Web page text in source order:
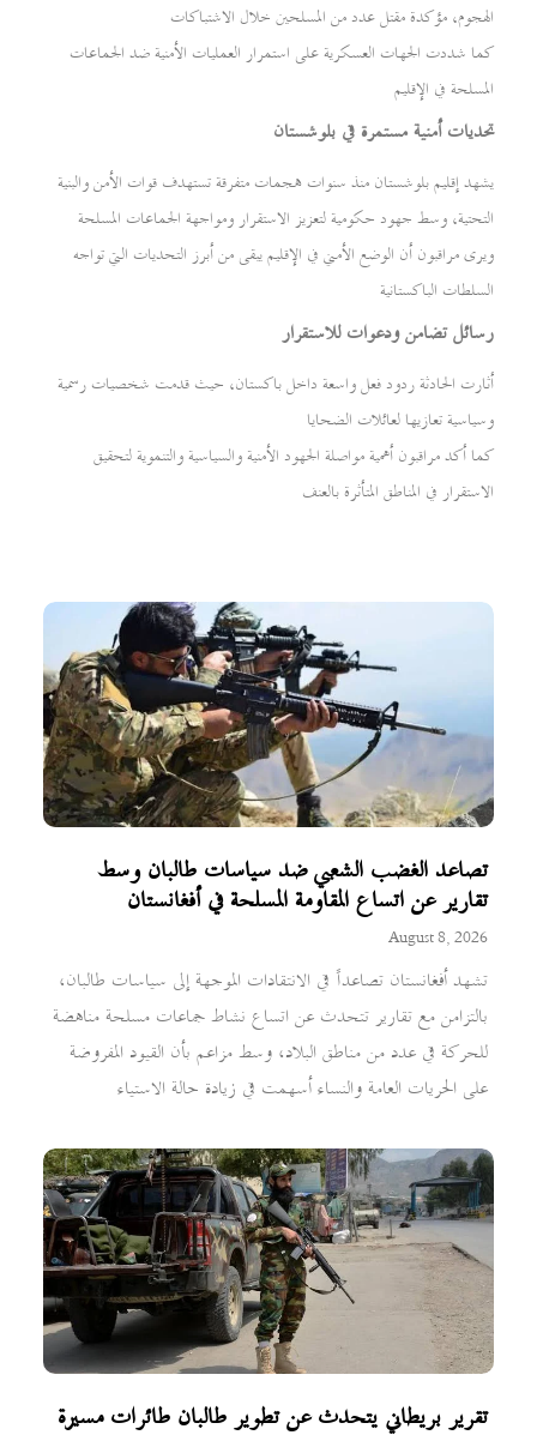
تصاعد الغضب الشعبي ضد سياسات طالبان وسط
تقارير عن اتساع المقاومة المسلحة في أفغانستان
August 8, 2026
تشهد أفغانستان تصاعداً في الانتقادات الموجهة إلى سياسات طالبان،
بالتزامن مع تقارير تتحدث عن اتساع نشاط جماعات مسلحة مناهضة
للحركة في عدد من مناطق البلاد، وسط مزاعم بأن القيود المفروضة
على الحريات العامة والنساء أسهمت في زيادة حالة الاستياء
تقرير بريطاني يتحدث عن تطوير طالبان طائرات مسيرة
الهجوم، مؤكدة مقتل عدد من المسلحين خلال الاشتباكات
كما شددت الجهات العسكرية على استمرار العمليات الأمنية ضد الجماعات
المسلحة في الإقليم
تحديات أمنية مستمرة في بلوشستان
يشهد إقليم بلوشستان منذ سنوات هجمات متفرقة تستهدف قوات الأمن والبنية
التحتية، وسط جهود حكومية لتعزيز الاستقرار ومواجهة الجماعات المسلحة
ويرى مراقبون أن الوضع الأمني في الإقليم يبقى من أبرز التحديات التي تواجه
السلطات الباكستانية
رسائل تضامن ودعوات للاستقرار
أثارت الحادثة ردود فعل واسعة داخل باكستان، حيث قدمت شخصيات رسمية
وسياسية تعازيها لعائلات الضحايا
كما أكد مراقبون أهمية مواصلة الجهود الأمنية والسياسية والتنموية لتحقيق
الاستقرار في المناطق المتأثرة بالعنف